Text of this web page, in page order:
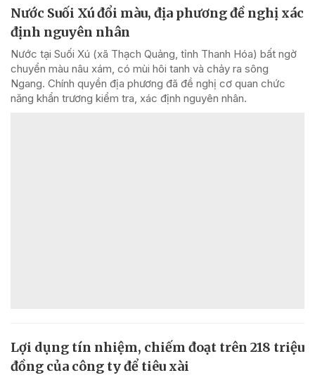
Nước Suối Xú đổi màu, địa phương đề nghị xác
định nguyên nhân
Nước tại Suối Xú (xã Thạch Quảng, tỉnh Thanh Hóa) bất ngờ
chuyển màu nâu xám, có mùi hôi tanh và chảy ra sông
Ngang. Chính quyền địa phương đã đề nghị cơ quan chức
năng khẩn trương kiểm tra, xác định nguyên nhân.
Lợi dụng tín nhiệm, chiếm đoạt trên 218 triệu
đồng của công ty để tiêu xài